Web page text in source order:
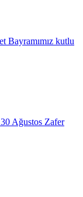
Bayramımız kutlu
Ağustos Zafer